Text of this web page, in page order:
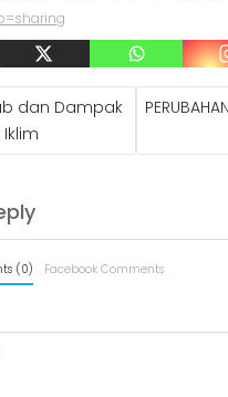
dan Dampak
(0) Facebook Comments